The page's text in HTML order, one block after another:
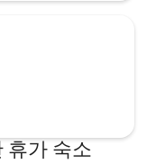
휴가 숙소